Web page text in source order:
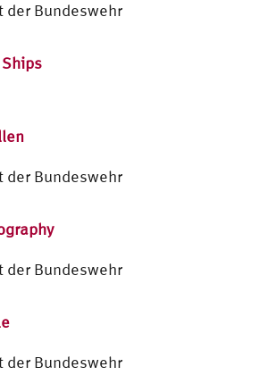
Bundeswehr
Bundeswehr
Bundeswehr
Bundeswehr